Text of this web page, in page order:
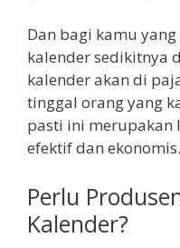
Dan bagi kamu
kalender sedikitnya
kalender akan di
tinggal orang yang
pasti ini merupakan
efektif dan
Perlu
Kalender?